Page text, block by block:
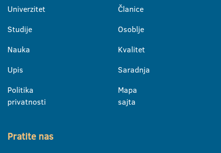
Univerzitet
Studije
Nauka
Upis
Politika
privatnosti
Članice
Osoblje
Kvalitet
Saradnja
Mapa
sajta
Pratite nas